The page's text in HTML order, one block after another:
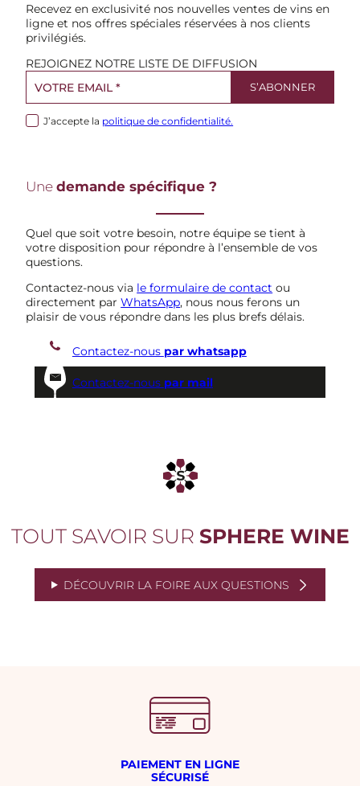
Recevez en exclusivité nos nouvelles ventes de vins en
ligne et nos offres spéciales réservées à nos clients
privilégiés.
REJOIGNEZ NOTRE LISTE DE DIFFUSION
J’accepte la politique de confidentialité.
Unedemande spécifique ?
Quel que soit votre besoin, notre équipe se tient à
votre disposition pour répondre à l’ensemble de vos
questions.
Contactez-nous via le formulaire de contact ou
directement parWhatsApp, nous nous ferons un
plaisir de vous répondre dans les plus brefs délais.
Contactez-nous par whatsapp
Contactez-nous par mail
TOUT SAVOIR SUR SPHERE WINE
DÉCOUVRIR LA FOIRE AUX QUESTIONS
PAIEMENT EN LIGNE
SÉCURISÉ